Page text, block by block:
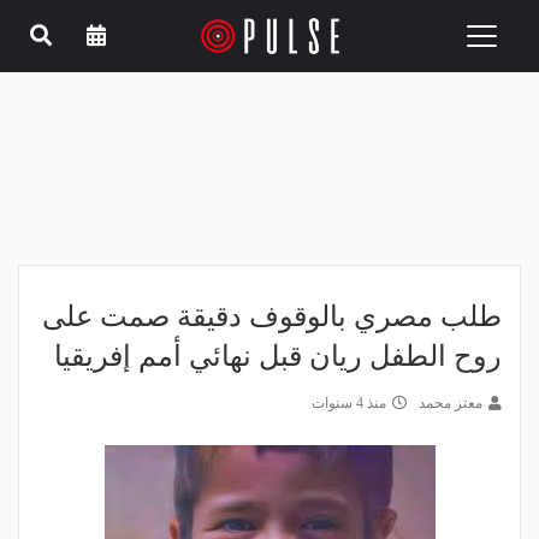
Toggle
طلب مصري بالوقوف دقيقة صمت على
روح الطفل ريان قبل نهائي أمم إفريقيا
معتز محمد منذ 4 سنوات